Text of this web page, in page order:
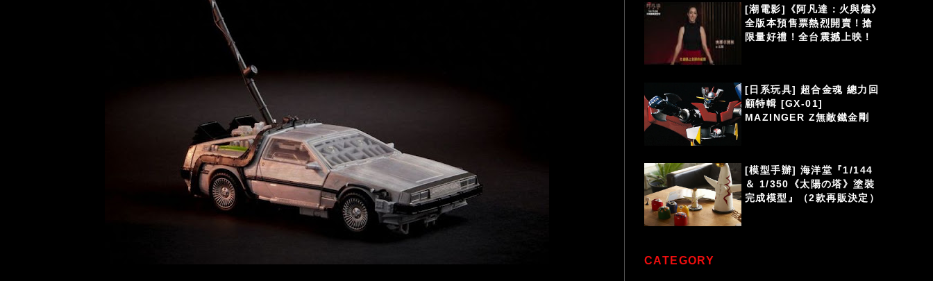
[潮電影]《阿凡達：火與燼》
全版本預售票熱烈開賣！搶
限量好禮！全台震撼上映！
[日系玩具] 超合金魂 總力回
顧特輯 [GX-01]
MAZINGER Z無敵鐵金剛
[模型手辦] 海洋堂『1/144
＆ 1/350《太陽の塔》塗裝
完成模型』（2款再販決定）
CATEGORY